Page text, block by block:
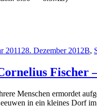
201128. Dezember 2012B,
Fischer
Menschen ermordet
in ein kleines Dorf